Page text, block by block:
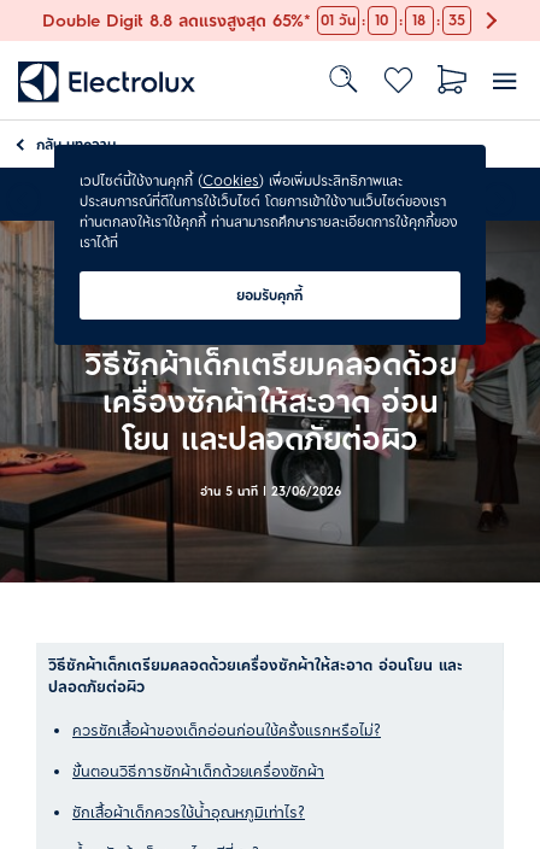
Double Digit 8.8 ลดแรงสูงสุด 65%* 01 วัน : 10 : 18 : 34
กลับบทความ
ส่งฟรี
วิธีซักผ้าเด็กเตรียมคลอดด้วย
เครื่องซักผ้าให้สะอาด อ่อน
โยน และปลอดภัยต่อผิว
อ่าน 5 นาที | 23/06/2026
วิธีซักผ้าเด็กเตรียมคลอดด้วยเครื่องซักผ้าให้สะอาด อ่อนโยน และ
ปลอดภัยต่อผิว
ควรซักเสื้อผ้าของเด็กอ่อนก่อนใช้ครั้งแรกหรือไม่?
ขั้นตอนวิธีการซักผ้าเด็กด้วยเครื่องซักผ้า
ซักเสื้อผ้าเด็กควรใช้น้ำอุณหภูมิเท่าไร?
เวปไซต์นี้ใช้งานคุกกี้ (Cookies) เพื่อเพิ่มประสิทธิภาพและ
ประสบการณ์ที่ดีในการใช้เว็บไซต์ โดยการเข้าใช้งานเว็บไซต์ของเรา
ท่านตกลงให้เราใช้คุกกี้ ท่านสามารถศึกษารายละเอียดการใช้คุกกี้ของ
เราได้ที่
ยอมรับคุกกี้